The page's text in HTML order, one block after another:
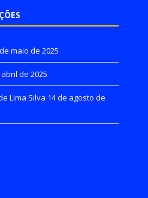
maio de 2025
de 2025
Lima Silva 14 de agosto de